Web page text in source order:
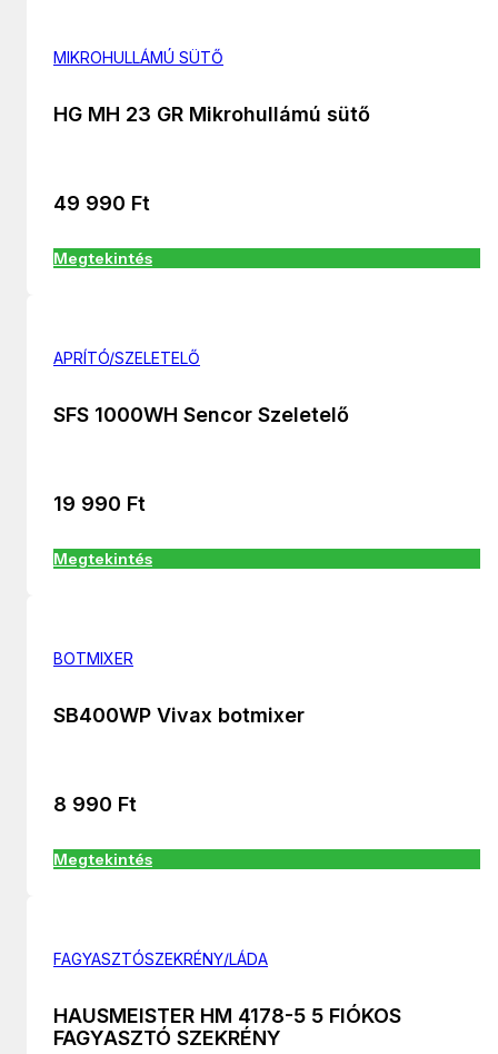
MIKROHULLÁMÚ SÜTŐ
HG MH 23 GR Mikrohullámú sütő
49 990 Ft
Megtekintés
APRÍTÓ/SZELETELŐ
SFS 1000WH Sencor Szeletelő
19 990 Ft
Megtekintés
BOTMIXER
SB400WP Vivax botmixer
8 990 Ft
Megtekintés
FAGYASZTÓSZEKRÉNY/LÁDA
HAUSMEISTER HM 4178-5 5 FIÓKOS
FAGYASZTÓ SZEKRÉNY